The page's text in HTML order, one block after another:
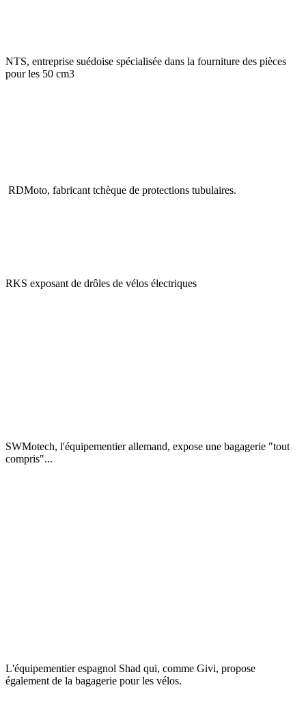
NTS, entreprise suédoise spécialisée dans la fourniture des pièces
pour les 50 cm3
RDMoto, fabricant tchèque de protections tubulaires.
RKS exposant de drôles de vélos électriques
SWMotech, l'équipementier allemand, expose une bagagerie "tout
compris"...
L'équipementier espagnol Shad qui, comme Givi, propose
également de la bagagerie pour les vélos.